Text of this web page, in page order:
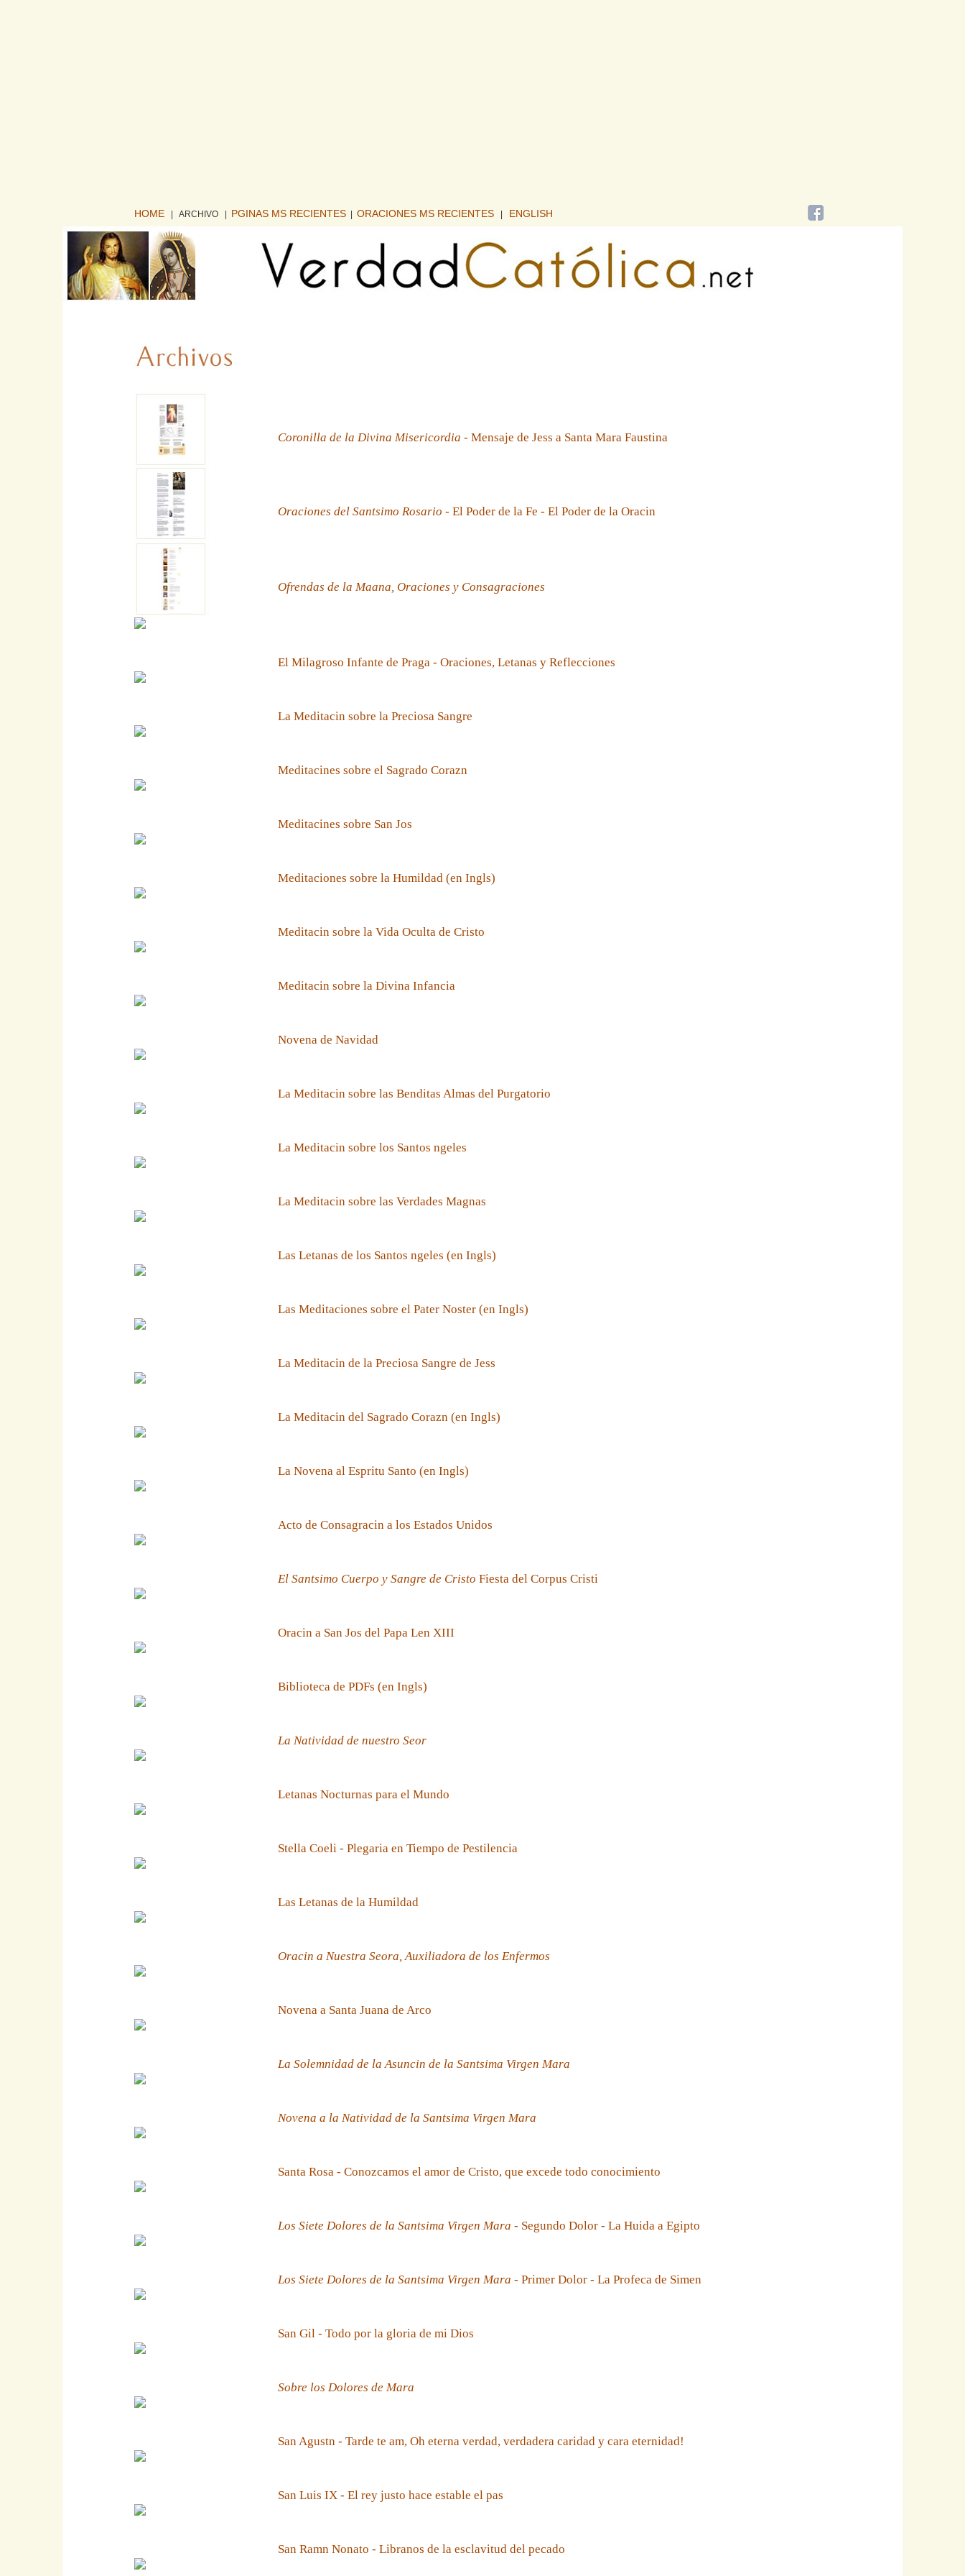
HOME | ARCHIVO PGINAS MS RECIENTES ORACIONES MS RECIENTES ENGLISH
Coronilla de la Divina Misericordia - Mensaje de Jess a Santa Mara Faustina
Oraciones del Santsimo Rosario - El Poder de la Fe - El Poder de la Oracin
Ofrendas de la Maana, Oraciones y Consagraciones
El Milagroso Infante de Praga - Oraciones, Letanas y Reflecciones
La Meditacin sobre la Preciosa Sangre
Meditacines sobre el Sagrado Corazn
Meditacines sobre San Jos
Meditaciones sobre la Humildad (en Ingls)
Meditacin sobre la Vida Oculta de Cristo
Meditacin sobre la Divina Infancia
Novena de Navidad
La Meditacin sobre las Benditas Almas del Purgatorio
La Meditacin sobre los Santos ngeles
La Meditacin sobre las Verdades Magnas
Las Letanas de los Santos ngeles (en Ingls)
Las Meditaciones sobre el Pater Noster (en Ingls)
La Meditacin de la Preciosa Sangre de Jess
La Meditacin del Sagrado Corazn (en Ingls)
La Novena al Espritu Santo (en Ingls)
Acto de Consagracin a los Estados Unidos
El Santsimo Cuerpo y Sangre de Cristo Fiesta del Corpus Cristi
Oracin a San Jos del Papa Len XIII
Biblioteca de PDFs (en Ingls)
La Natividad de nuestro Seor
Letanas Nocturnas para el Mundo
Stella Coeli - Plegaria en Tiempo de Pestilencia
Las Letanas de la Humildad
Oracin a Nuestra Seora, Auxiliadora de los Enfermos
Novena a Santa Juana de Arco
La Solemnidad de la Asuncin de la Santsima Virgen Mara
Novena a la Natividad de la Santsima Virgen Mara
Santa Rosa - Conozcamos el amor de Cristo, que excede todo conocimiento
Los Siete Dolores de la Santsima Virgen Mara - Segundo Dolor - La Huida a Egipto
Los Siete Dolores de la Santsima Virgen Mara - Primer Dolor - La Profeca de Simen
San Gil - Todo por la gloria de mi Dios
Sobre los Dolores de Mara
San Agustn - Tarde te am, Oh eterna verdad, verdadera caridad y cara eternidad!
San Luis IX - El rey justo hace estable el pas
San Ramn Nonato - Libranos de la esclavitud del pecado